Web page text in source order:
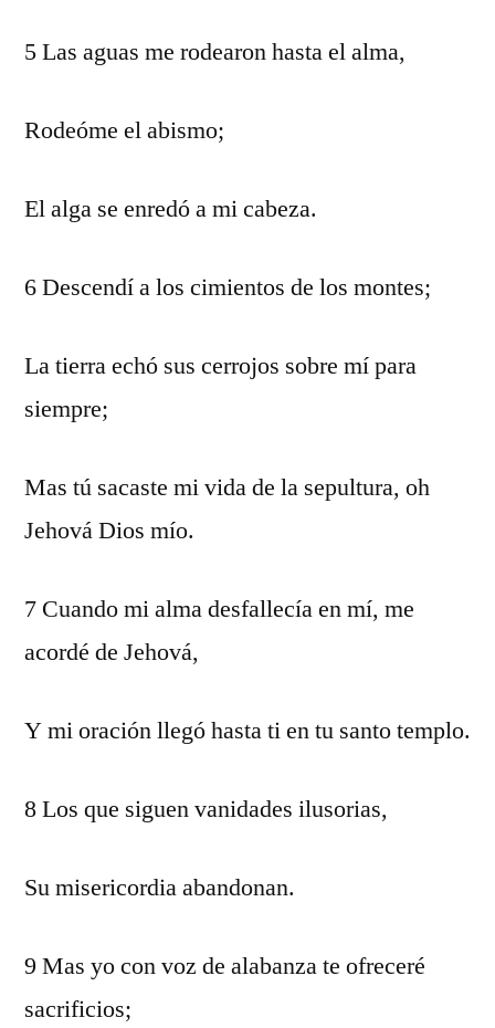
5 Las aguas me rodearon hasta el alma,
Rodeóme el abismo;
El alga se enredó a mi cabeza.
6 Descendí a los cimientos de los montes;
La tierra echó sus cerrojos sobre mí para
siempre;
Mas tú sacaste mi vida de la sepultura, oh
Jehová Dios mío.
7 Cuando mi alma desfallecía en mí, me
acordé de Jehová,
Y mi oración llegó hasta ti en tu santo templo.
8 Los que siguen vanidades ilusorias,
Su misericordia abandonan.
9 Mas yo con voz de alabanza te ofreceré
sacrificios;